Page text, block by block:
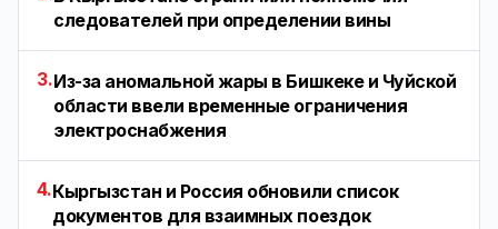
следователей при определении вины
3.Из-за аномальной жары в Бишкеке и Чуйской
области ввели временные ограничения
электроснабжения
4.Кыргызстан и Россия обновили список
документов для взаимных поездок